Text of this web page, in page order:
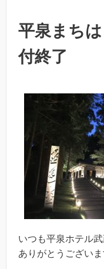
平泉まち
付終了
いつも平泉ホテル
ありがとうございま